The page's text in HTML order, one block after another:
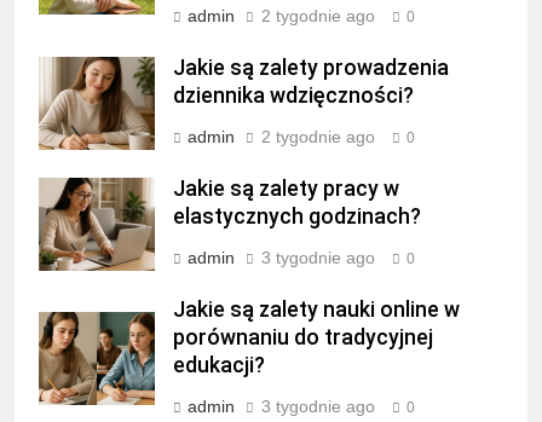
admin 2 tygodnie ago 0
Jakie są zalety prowadzenia
dziennika wdzięczności?
admin 2 tygodnie ago 0
Jakie są zalety pracy w
elastycznych godzinach?
admin 3 tygodnie ago 0
Jakie są zalety nauki online w
porównaniu do tradycyjnej
edukacji?
admin 3 tygodnie ago 0